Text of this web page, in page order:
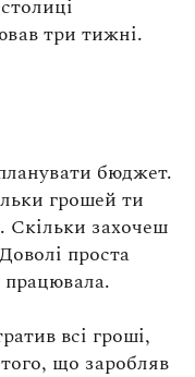
три тижні.
бюджет.
грошей ти
Скільки захочеш
проста
працювала.
всі гроші,
що заробляв